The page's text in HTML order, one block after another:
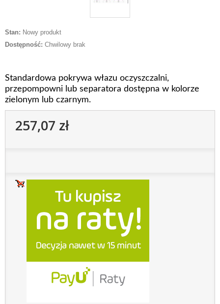
Stan: Nowy produkt
Dostępność: Chwilowy brak
Standardowa pokrywa włazu oczyszczalni,
przepompowni lub separatora dostępna w kolorze
zielonym lub czarnym.
257,07 zł